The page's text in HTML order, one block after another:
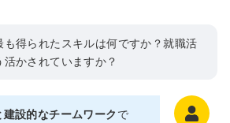
も得られたスキルは何ですか？就職活
活かされていますか？
設的なチームワーク で